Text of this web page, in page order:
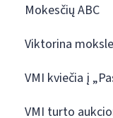
Mokesčių ABC
Viktorina
VMI kviečia į
VMI turto